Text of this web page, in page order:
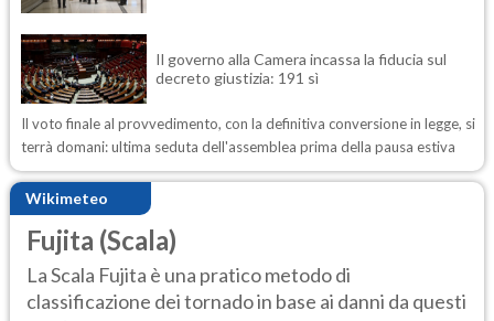
Il governo alla Camera incassa la fiducia sul
decreto giustizia: 191 sì
Il voto finale al provvedimento, con la definitiva conversione in legge, si
terrà domani: ultima seduta dell'assemblea prima della pausa estiva
Wikimeteo
Fujita (Scala)
La Scala Fujita è una pratico metodo di
classificazione dei tornado in base ai danni da questi